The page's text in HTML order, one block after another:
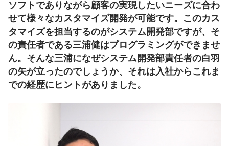
ソフトでありながら顧客の実現したいニーズに合わ
せて様々なカスタマイズ開発が可能です。このカス
タマイズを担当するのがシステム開発部ですが、そ
の責任者である三浦健はプログラミングができませ
ん。そんな三浦になぜシステム開発部責任者の白羽
の矢が立ったのでしょうか、それは入社からこれま
での経歴にヒントがありました。